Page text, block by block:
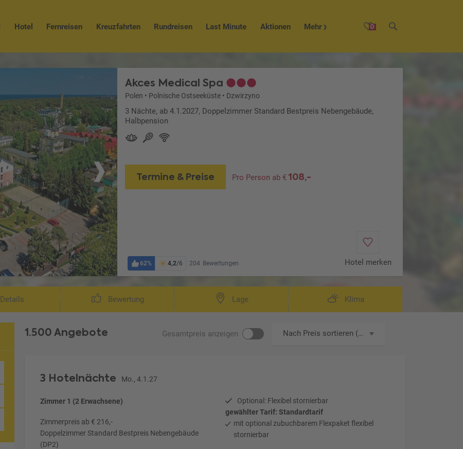
0
Hotel Fernreisen Kreuzfahrten Rundreisen Last Minute Aktionen Mehr
Akces Medical Spa
Polen • Polnische Ostseeküste • Dzwirzyno
3 Nächte, ab 4.1.2027, Doppelzimmer Standard Bestpreis Nebengebäude,
Halbpension
Termine & Preise Pro Person ab €108,-
62% 4,2/6 204 Bewertungen Hotel merken
Details Bewertung Lage Klima
1.500 Angebote Gesamtpreis anzeigen Nach Preis sortieren (aufsteigend)
3 Hotelnächte Mo., 4.1.27
Zimmer 1 (2 Erwachsene)
Zimmerpreis ab € 216,-
Doppelzimmer Standard Bestpreis Nebengebäude
(DP2)
Optional: Flexibel stornierbar
gewählter Tarif: Standardtarif
mit optional zubuchbarem Flexpaket flexibel
stornierbar